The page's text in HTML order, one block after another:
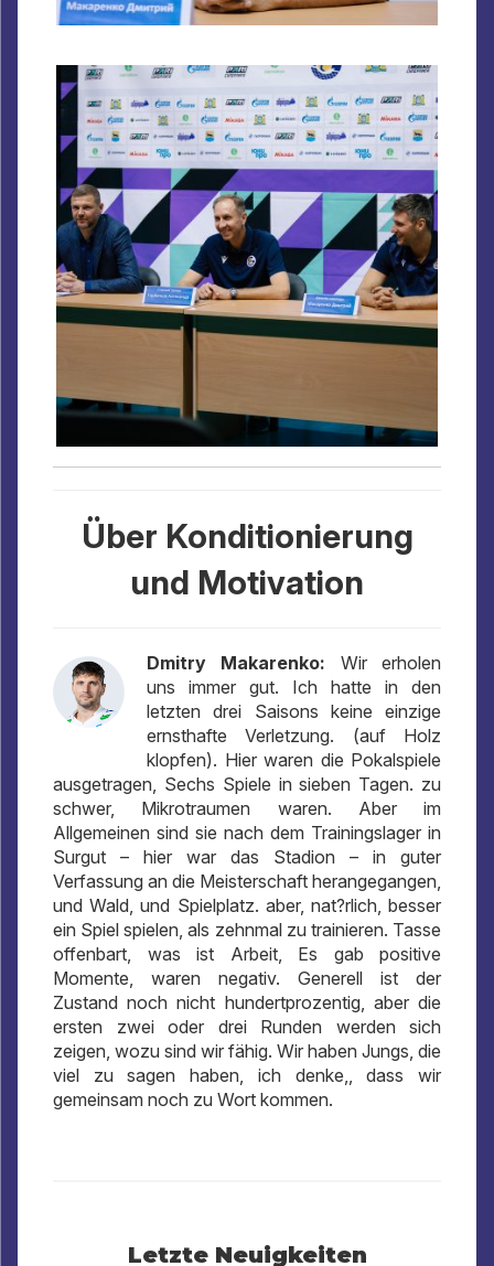
Über Konditionierung
und Motivation
Dmitry Makarenko: Wir erholen
uns immer gut. Ich hatte in den
letzten drei Saisons keine einzige
ernsthafte Verletzung. (auf Holz
klopfen). Hier waren die Pokalspiele
ausgetragen, Sechs Spiele in sieben Tagen. zu
schwer, Mikrotraumen waren. Aber im
Allgemeinen sind sie nach dem Trainingslager in
Surgut – hier war das Stadion – in guter
Verfassung an die Meisterschaft herangegangen,
und Wald, und Spielplatz. aber, nat?rlich, besser
ein Spiel spielen, als zehnmal zu trainieren. Tasse
offenbart, was ist Arbeit, Es gab positive
Momente, waren negativ. Generell ist der
Zustand noch nicht hundertprozentig, aber die
ersten zwei oder drei Runden werden sich
zeigen, wozu sind wir fähig. Wir haben Jungs, die
viel zu sagen haben, ich denke,, dass wir
gemeinsam noch zu Wort kommen.
Letzte Neuigkeiten